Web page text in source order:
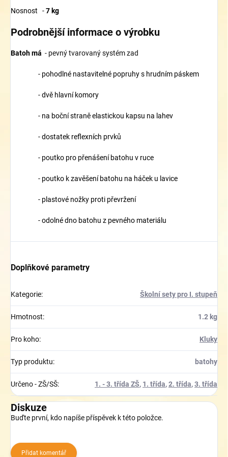
Nosnost -7 kg
Podrobnější informace o výrobku
Batoh má - pevný tvarovaný systém zad
- pohodlné nastavitelné popruhy s hrudním páskem
- dvě hlavní komory
- na boční straně elastickou kapsu na lahev
- dostatek reflexních prvků
- poutko pro přenášení batohu v ruce
- poutko k zavěšení batohu na háček u lavice
- plastové nožky proti převržení
- odolné dno batohu z pevného materiálu
Doplňkové parametry
Kategorie: Školní sety pro I. stupeň
Hmotnost: 1.2 kg
Pro koho: Kluky
Typ produktu: batohy
Určeno - ZŠ/SŠ: 1. - 3. třída ZŠ, 1. třída,2. třída,3. třída
Diskuze
Buďte první, kdo napíše příspěvek k této položce.
Přidat komentář